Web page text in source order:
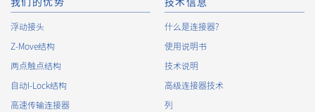
浮动接头
Z-Move结构
两点触点结构
自动I-Lock结构
高速传输连接器
什么是连接器?
使用说明书
技术说明
高级连接器技术
列